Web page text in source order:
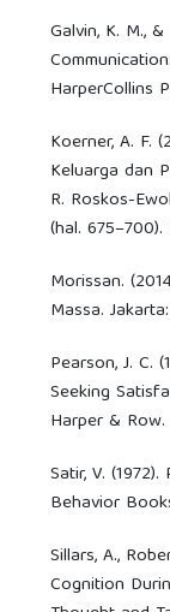
Galvin, K. M.,
HarperCollins
Koerner, A. F.
Keluarga dan
R. Roskos-
(hal.
Morissan.
Massa.
Pearson, J. C.
Seeking
Harper & Row.
Satir, V.
Behavior
Sillars, A.,
Cognition